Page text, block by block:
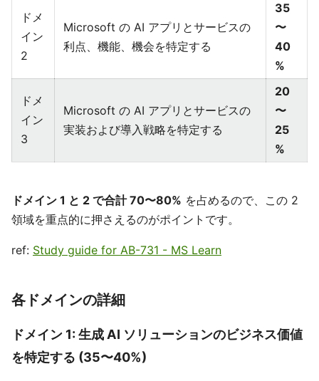
ドメ
イン
2
Microsoft の AI アプリとサービスの
利点、機能、機会を特定する
35
〜
40
%
ドメ
イン
3
Microsoft の AI アプリとサービスの
実装および導入戦略を特定する
20
〜
25
%
ドメイン 1 と 2 で合計 70〜80% を占めるので、この 2
領域を重点的に押さえるのがポイントです。
ref: Study guide for AB-731 - MS Learn
各ドメインの詳細
ドメイン 1: 生成 AI ソリューションのビジネス価値
を特定する (35〜40%)